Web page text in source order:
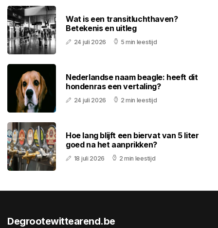
Wat is een transitluchthaven?
Betekenis en uitleg
24 juli 2026 5 min leestijd
Nederlandse naam beagle: heeft dit
hondenras een vertaling?
24 juli 2026 2 min leestijd
Hoe lang blijft een biervat van 5 liter
goed na het aanprikken?
18 juli 2026 2 min leestijd
Degrootewittearend.be